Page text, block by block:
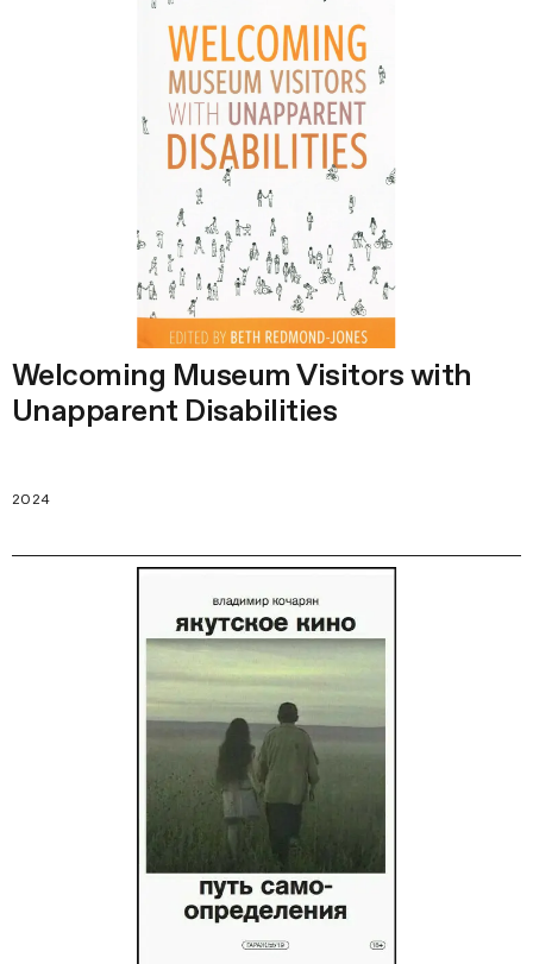
Welcoming Museum Visitors with
Unapparent Disabilities
2024